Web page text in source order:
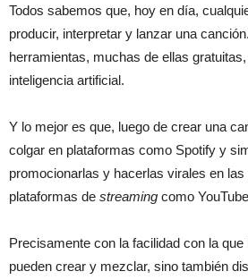
Todos sabemos que, hoy en día,
producir, interpretar y lanzar una
herramientas, muchas de ellas
inteligencia artificial.
Y lo mejor es que, luego de crear una
colgar en plataformas como Spotify y
promocionarlas y hacerlas virales en
plataformas de streaming como
Precisamente con la facilidad con la
pueden crear y mezclar, sino también